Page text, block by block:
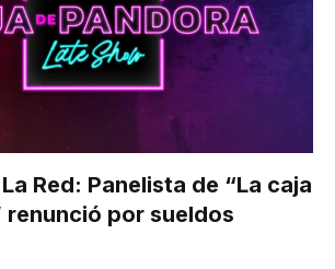
Red: Panelista de “La caja
renunció por sueldos